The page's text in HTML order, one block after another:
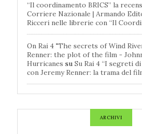
“Il coordinamento BRICS” la
Corriere Nazionale | Armando
Ricceri nelle librerie con “Il
On Rai 4 "The secrets of Wind
Renner: the plot of the film -
Hurricanes su Su Rai 4 “I segreti
con Jeremy Renner: la trama del
ARCHIVI